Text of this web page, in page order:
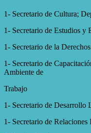
1- Secretario de Cultura;
1- Secretario de Estudios y
1- Secretario de la
1- Secretario de
Ambiente de
Trabajo
1- Secretario de
1- Secretario de